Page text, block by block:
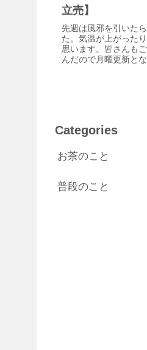
立売】
先週は風邪を引いた
た。気温が上がった
思います。皆さんも
んだので月曜更新と
Categories
お茶のこと
普段のこと